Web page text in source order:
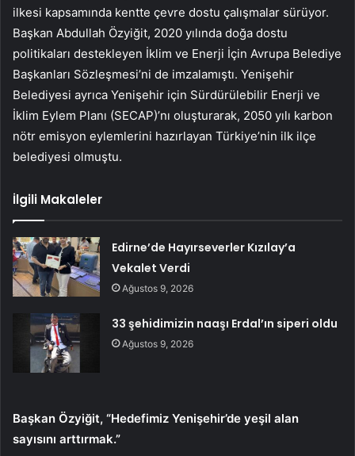
ilkesi kapsamında kentte çevre dostu çalışmalar sürüyor.
Başkan Abdullah Özyiğit, 2020 yılında doğa dostu
politikaları destekleyen İklim ve Enerji İçin Avrupa Belediye
Başkanları Sözleşmesi’ni de imzalamıştı. Yenişehir
Belediyesi ayrıca Yenişehir için Sürdürülebilir Enerji ve
İklim Eylem Planı (SECAP)’nı oluşturarak, 2050 yılı karbon
nötr emisyon eylemlerini hazırlayan Türkiye’nin ilk ilçe
belediyesi olmuştu.
İlgili Makaleler
Edirne’de Hayırseverler Kızılay’a
Vekalet Verdi
Ağustos 9, 2026
33 şehidimizin naaşı Erdal’ın siperi oldu
Ağustos 9, 2026
Başkan Özyiğit, “Hedefimiz Yenişehir’de yeşil alan
sayısını arttırmak.”